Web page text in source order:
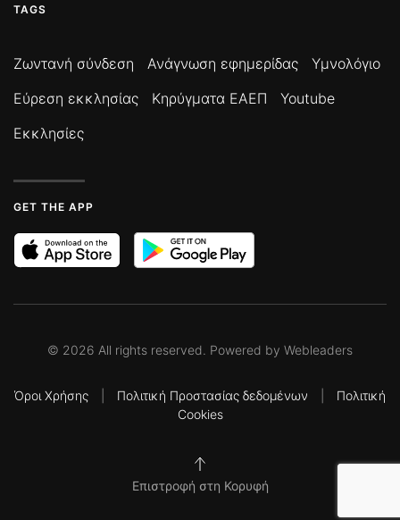
TAGS
Ζωντανή σύνδεση Ανάγνωση εφημερίδας
Υμνολόγιο
Εύρεση εκκλησίας
Κηρύγματα ΕΑΕΠ
Youtube
Εκκλησίες
GET THE APP
© 2026 All rights reserved. Powered by Webleaders
Όροι Χρήσης Πολιτική Προστασίας δεδομένων
Πολιτική
Cookies
Επιστροφή στη Κορυφή